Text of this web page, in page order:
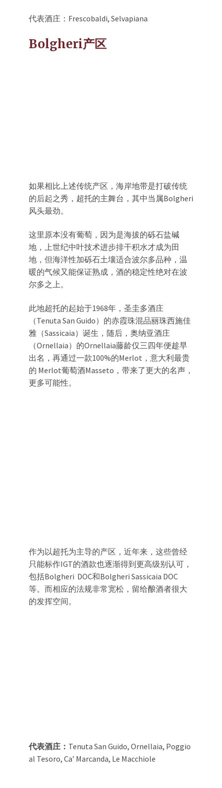
代表酒庄：Frescobaldi, Selvapiana
Bolgheri产区
如果相比上述传统产区，海岸地带是打破传统
的后起之秀，超托的主舞台，其中当属Bolgheri
风头最劲。
这里原本没有葡萄，因为是海拔的砾石盐碱
地，上世纪中叶技术进步排干积水才成为田
地，但海洋性加砾石土壤适合波尔多品种，温
暖的气候又能保证熟成，酒的稳定性绝对在波
尔多之上。
此地超托的起始于1968年，圣圭多酒庄
（Tenuta San Guido）的赤霞珠混品丽珠西施佳
雅（Sassicaia）诞生，随后，奥纳亚酒庄
（Ornellaia）的Ornellaia藤龄仅三四年便趁早
出名，再通过一款100%的Merlot，意大利最贵
的 Merlot葡萄酒Masseto，带来了更大的名声，
更多可能性。
作为以超托为主导的产区，近年来，这些曾经
只能标作IGT的酒款也逐渐得到更高级别认可，
包括Bolgheri DOC和Bolgheri Sassicaia DOC
等。而相应的法规非常宽松，留给酿酒者很大
的发挥空间。
代表酒庄： Tenuta San Guido, Ornellaia, Poggio
al Tesoro, Ca’ Marcanda, Le Macchiole